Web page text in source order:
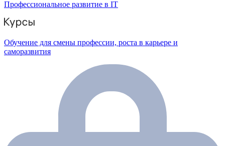
Профессиональное развитие в IT
Обучение для смены профессии, роста в карьере и
саморазвития